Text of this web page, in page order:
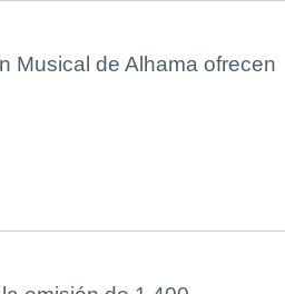
Musical de Alhama ofrecen